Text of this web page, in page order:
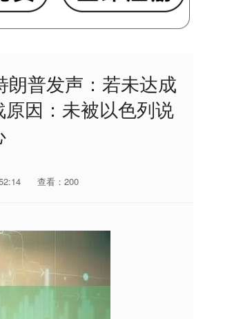
普发声：若未达成
因：未被以色列说
查看：200